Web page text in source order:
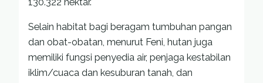
Selain habitat bagi beragam tumbuhan pangan
dan obat-obatan, menurut Feni, hutan juga
memiliki fungsi penyedia air, penjaga kestabilan
iklim/cuaca dan kesuburan tanah, dan